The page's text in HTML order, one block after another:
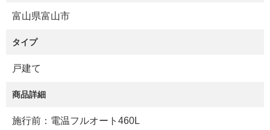
富山県富山市
タイプ
戸建て
商品詳細
施行前：電温フルオート460L